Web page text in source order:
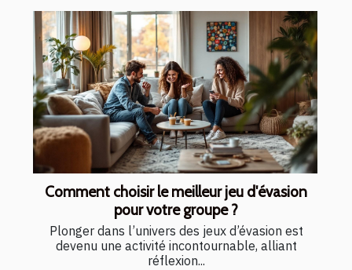
Comment choisir le meilleur jeu d'évasion
pour votre groupe ?
Plonger dans l’univers des jeux d’évasion est
devenu une activité incontournable, alliant
réflexion...